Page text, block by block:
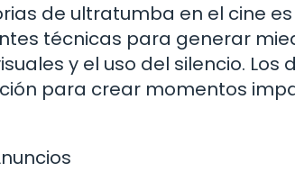
de ultratumba en el cine
técnicas para generar
y el uso del silencio. Los
para crear momentos